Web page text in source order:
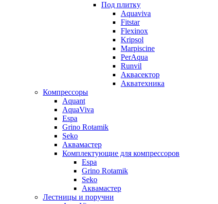
Под плитку
Aquaviva
Fitstar
Flexinox
Kripsol
Marpiscine
PerAqua
Runvil
Аквасектор
Акватехника
Компрессоры
Aquant
AquaViva
Espa
Grino Rotamik
Seko
Аквамастер
Комплектующие для компрессоров
Espa
Grino Rotamik
Seko
Аквамастер
Лестницы и поручни